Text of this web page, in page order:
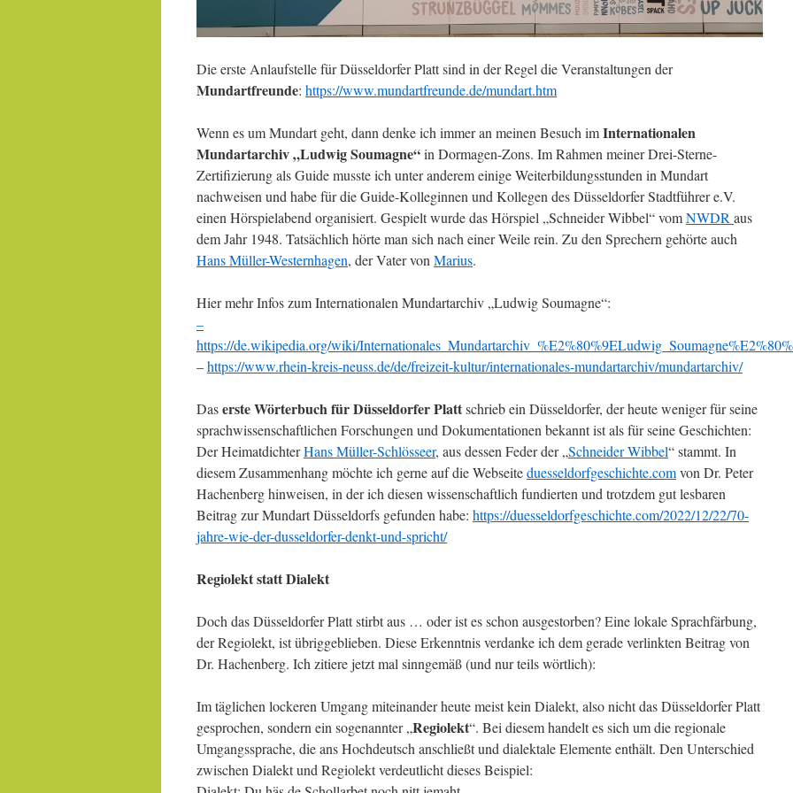
Die erste Anlaufstelle für Düsseldorfer Platt sind in der Regel die Veranstaltungen der
Mundartfreunde: https://www.mundartfreunde.de/mundart.htm
Wenn es um Mundart geht, dann denke ich immer an meinen Besuch imInternationalen
Mundartarchiv „Ludwig Soumagne“in Dormagen-Zons. Im Rahmen meiner Drei-Sterne-
Zertifizierung als Guide musste ich unter anderem einige Weiterbildungsstunden in Mundart
nachweisen und habe für die Guide-Kolleginnen und Kollegen des Düsseldorfer Stadtführer e.V.
einen Hörspielabend organisiert. Gespielt wurde das Hörspiel „Schneider Wibbel“ vomNWDR aus
dem Jahr 1948. Tatsächlich hörte man sich nach einer Weile rein. Zu den Sprechern gehörte auch
Hans Müller-Westernhagen, der Vater von Marius.
Hier mehr Infos zum Internationalen Mundartarchiv „Ludwig Soumagne“:
–
https://de.wikipedia.org/wiki/
–https://www.rhein-kreis-neuss.de/de/freizeit-kultur/internationales-mundartarchiv/mundartarchiv/
Daserste Wörterbuch für Düsseldorfer Plattschrieb ein Düsseldorfer, der heute weniger für seine
sprachwissenschaftlichen Forschungen und Dokumentationen bekannt ist als für seine Geschichten:
Der HeimatdichterHans Müller-Schlösseer, aus dessen Feder der „Schneider Wibbel“ stammt. In
diesem Zusammenhang möchte ich gerne auf die Webseiteduesseldorfgeschichte.comvon Dr. Peter
Hachenberg hinweisen, in der ich diesen wissenschaftlich fundierten und trotzdem gut lesbaren
Beitrag zur Mundart Düsseldorfs gefunden habe: https://duesseldorfgeschichte.com/2022/12/22/70-
jahre-wie-der-dusseldorfer-denkt-und-spricht/
Regiolekt statt Dialekt
Doch das Düsseldorfer Platt stirbt aus … oder ist es schon ausgestorben? Eine lokale Sprachfärbung,
der Regiolekt, ist übriggeblieben. Diese Erkenntnis verdanke ich dem gerade verlinkten Beitrag von
Dr. Hachenberg. Ich zitiere jetzt mal sinngemäß (und nur teils wörtlich):
Im täglichen lockeren Umgang miteinander heute meist kein Dialekt, also nicht das Düsseldorfer Platt
gesprochen, sondern ein sogenannter „Regiolekt“. Bei diesem handelt es sich um die regionale
Umgangssprache, die ans Hochdeutsch anschließt und dialektale Elemente enthält. Den Unterschied
zwischen Dialekt und Regiolekt verdeutlicht dieses Beispiel: